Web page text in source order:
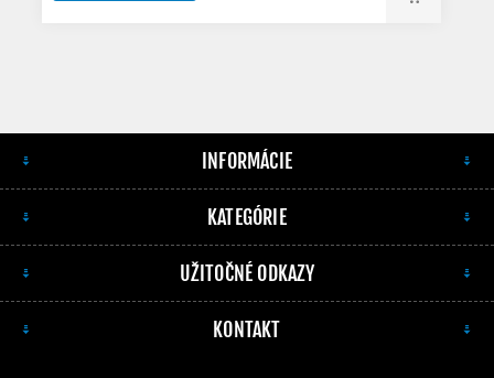
INFORMÁCIE
KATEGÓRIE
UŽITOČNÉ ODKAZY
KONTAKT